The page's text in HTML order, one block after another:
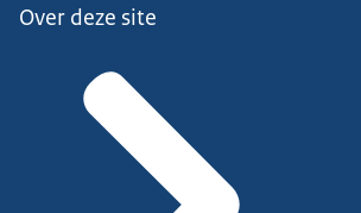
Over deze site